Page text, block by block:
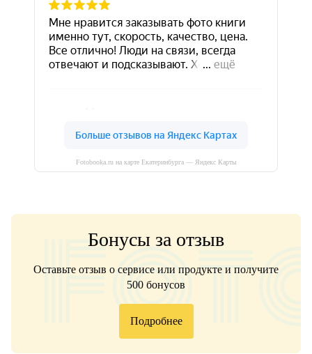
Fotobooka.ru на карте Екатеринбурга — Яндекс Карты
Бонусы за отзыв
Оставьте отзыв о сервисе или продукте и получите
500 бонусов
Подробнее